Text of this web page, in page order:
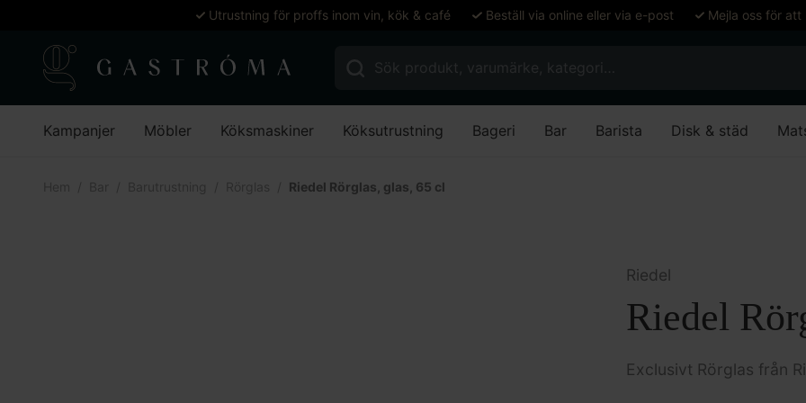
Utrustning för proffs inom vin, kök & café Beställ via online eller via e-post Mejla oss för att
Sök efter:
Kampanjer Möbler Köksmaskiner Köksutrustning Bageri Bar Barista Disk & städ
Riedel Rörglas, glas, 65 cl
Riedel
Riedel
Exclusivt Rörglas från